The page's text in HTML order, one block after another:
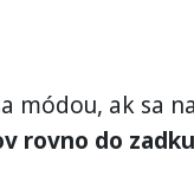
módou, ak sa
rovno do zadku